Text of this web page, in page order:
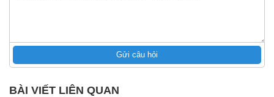
Gửi câu hỏi
BÀI VIẾT LIÊN QUAN